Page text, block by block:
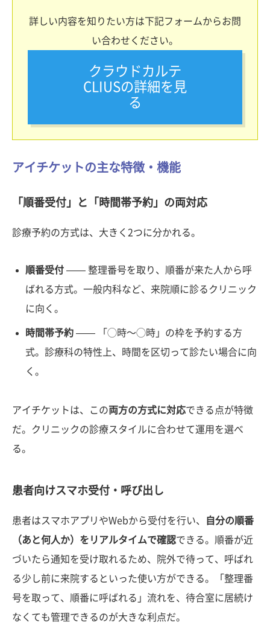
詳しい内容を知りたい方は下記フォームからお問
い合わせください。
クラウドカルテ
CLIUSの詳細を見
る
アイチケットの主な特徴・機能
「順番受付」と「時間帯予約」の両対応
診療予約の方式は、大きく2つに分かれる。
順番受付 —— 整理番号を取り、順番が来た人から呼
ばれる方式。一般内科など、来院順に診るクリニック
に向く。
時間帯予約 —— 「◯時〜◯時」の枠を予約する方
式。診療科の特性上、時間を区切って診たい場合に向
く。
アイチケットは、この両方の方式に対応できる点が特徴
だ。クリニックの診療スタイルに合わせて運用を選べ
る。
患者向けスマホ受付・呼び出し
患者はスマホアプリやWebから受付を行い、
自分の順番
（あと何人か）をリアルタイムで確認できる。順番が近
づいたら通知を受け取れるため、院外で待って、呼ばれ
る少し前に来院するといった使い方ができる。「整理番
号を取って、順番に呼ばれる」流れを、待合室に居続け
なくても管理できるのが大きな利点だ。